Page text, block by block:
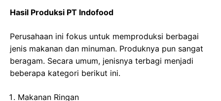
Hasil Produksi PT Indofood
Perusahaan ini fokus untuk memproduksi berbagai
jenis makanan dan minuman. Produknya pun sangat
beragam. Secara umum, jenisnya terbagi menjadi
beberapa kategori berikut ini.
Makanan Ringan